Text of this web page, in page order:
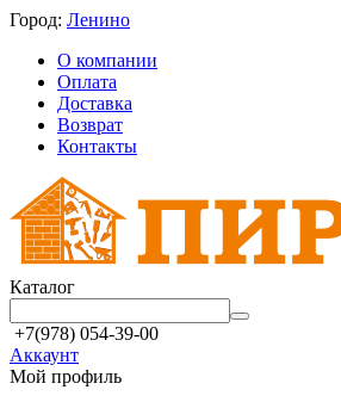
Город: Ленино
О компании
Оплата
Доставка
Возврат
Контакты
Каталог
+7(978) 054-39-00
Аккаунт
Мой профиль